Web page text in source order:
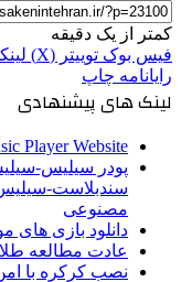
کمتر از یک دقیقه
فیس بوک توییتر (X)
رایانامه چاپ
لینک های پیشنهادی
Player Website
پودر سیلیس-
سندبلاست-
مصنوعی
دانلود بازی های
عادت مطالعه
نصب کرکره با